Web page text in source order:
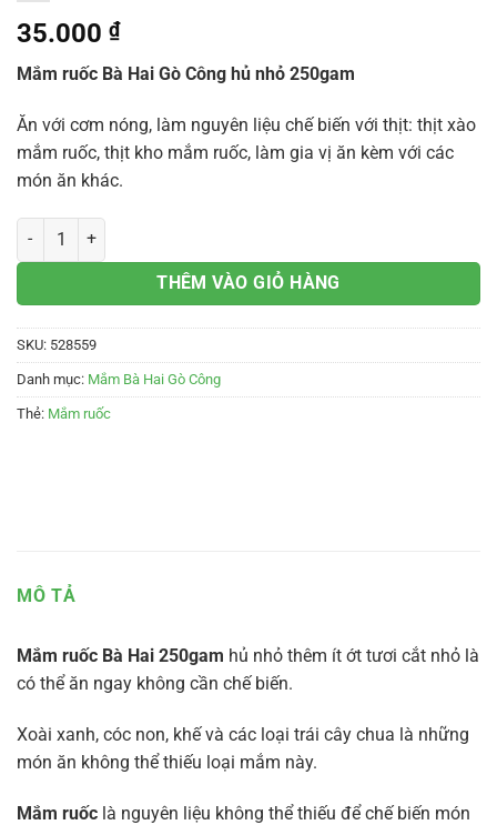
35.000 ₫
Mắm ruốc Bà Hai Gò Công hủ nhỏ 250gam
Ăn với cơm nóng, làm nguyên liệu chế biến với thịt: thịt xào
mắm ruốc, thịt kho mắm ruốc, làm gia vị ăn kèm với các
món ăn khác.
Mắm ruốc Bà Hai 250gam số lượng
THÊM VÀO GIỎ HÀNG
SKU: 528559
Danh mục: Mắm Bà Hai Gò Công
Thẻ: Mắm ruốc
MÔ TẢ
Mắm ruốc Bà Hai 250gam hủ nhỏ thêm ít ớt tươi cắt nhỏ là
có thể ăn ngay không cần chế biến.
Xoài xanh, cóc non, khế và các loại trái cây chua là những
món ăn không thể thiếu loại mắm này.
Mắm ruốc là nguyên liệu không thể thiếu để chế biến món